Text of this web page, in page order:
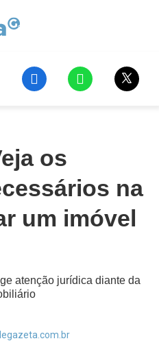
os
na
um imóvel
atenção jurídica diante da